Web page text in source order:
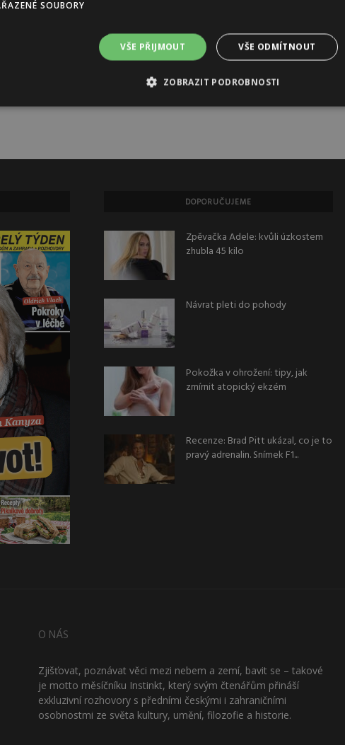
Reklama
DOPORUČUJEME
Zpěvačka Adele: kvůli úzkostem
zhubla 45 kilo
Návrat pleti do pohody
Pokožka v ohrožení: tipy, jak
zmírnit atopický ekzém
Recenze: Brad Pitt ukázal, co je to
pravý adrenalin. Snímek F1...
O NÁS
Zjišťovat, poznávat věci mezi nebem a zemí, bavit se – takové
je motto měsíčníku Instinkt, který svým čtenářům přináší
exkluzivní rozhovory s předními českými i zahraničními
osobnostmi ze světa kultury, umění, filozofie a historie.
SOUBORY
VŠE PŘIJMOUT VŠE ODMÍTNOUT
ZOBRAZIT PODROBNOSTI